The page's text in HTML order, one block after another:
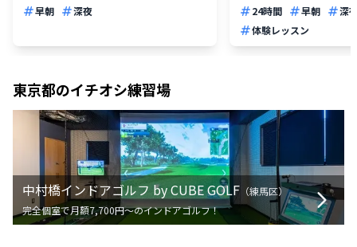
早朝
深夜
24時間
早朝
深
体験レッスン
東京都のイチオシ練習場
中村橋インドアゴルフ by CUBE GOLF （練馬区）
完全個室で月額7,700円〜のインドアゴルフ！